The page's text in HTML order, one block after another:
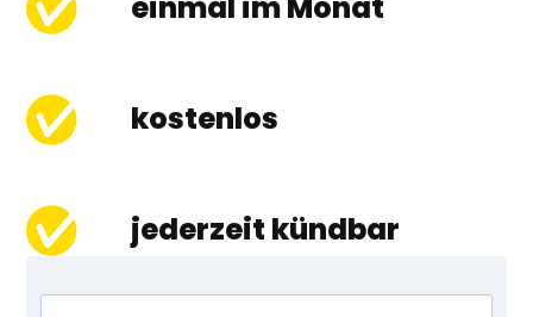
einmal im Monat
kostenlos
jederzeit kündbar